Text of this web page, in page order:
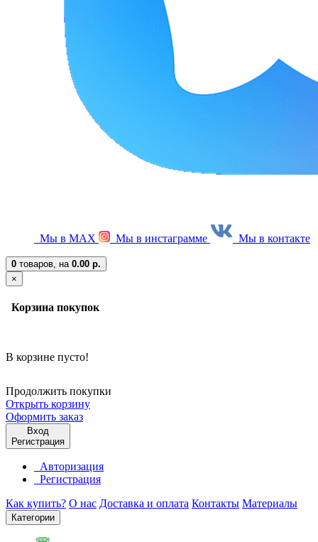
Мы в МАХ Мы в инстаграмме Мы в контакте
0 товаров, на 0.00 р.
×
Корзина покупок
В корзине пусто!
Продолжить покупки
Открыть корзину
Оформить заказ
Вход
Регистрация
Авторизация
Регистрация
Как купить? О нас Доставка и оплата Контакты Материалы
Категории